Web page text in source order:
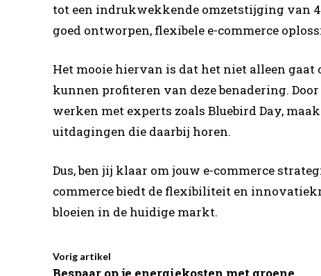
tot een indrukwekkende omzetstijging van
goed ontworpen, flexibele e-commerce
Het mooie hiervan is dat het niet alleen
kunnen profiteren van deze benadering.
werken met experts zoals Bluebird Day,
uitdagingen die daarbij horen.
Dus, ben jij klaar om jouw e-commerce
commerce biedt de flexibiliteit en
bloeien in de huidige markt.
Vorig artikel